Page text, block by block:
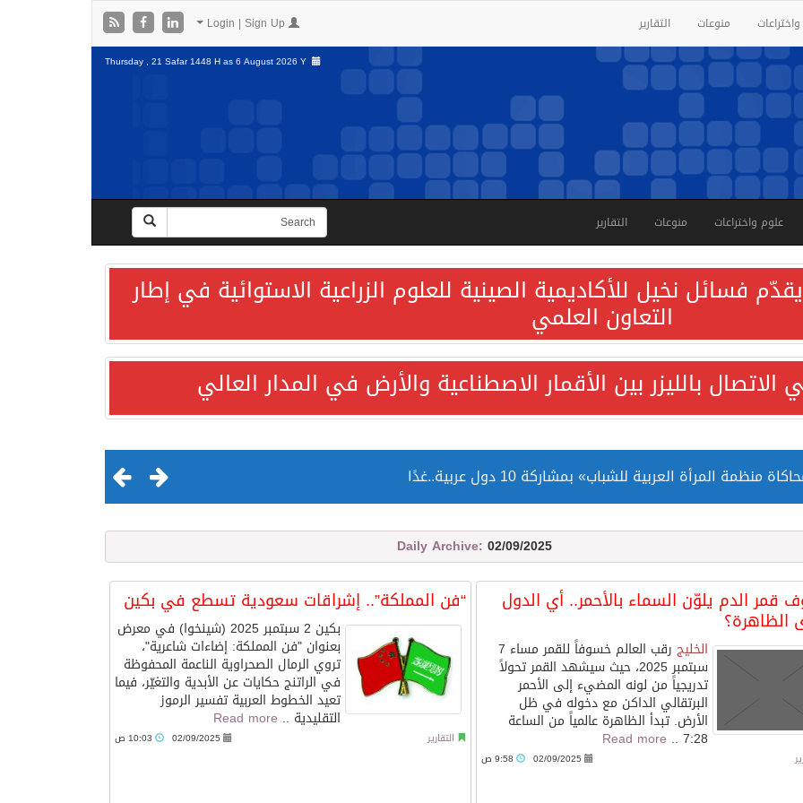
منوعات التقارير
Thursday , 21 Safar 1448 H as6 August 2026 Y
علوم واختراعات منوعات التقارير
فسائل نخيل للأكاديمية الصينية للعلوم الزراعية الاستوائية في إطار
التعاون العلمي
بالليزر بين الأقمار الاصطناعية والأرض في المدار العالي
المرأة العربية للشباب» بمشاركة 10 دول عربية..غدًا
بصورة أكثر إيجابية من الولايات المتحدة
ضمن قائمة التراث العالمي
الحرمين الشريفين توثق أسماء الخلفاء الراشدين وتعود إلى القرن الثالث عشر الهجري
Daily Archive: 02/09/2025
“فن المملكة”.. إشراقات سعودية تسطع في بكين
بكين 2 سبتمبر 2025 (شينخوا) في معرض
بعنوان "فن المملكة: إضاءات شاعرية"،
تروي الرمال الصحراوية الناعمة المحفوظة
في الراتنج حكايات عن الأبدية والتغيّر، فيما
تعيد الخطوط العربية تفسير الرموز
التقليدية .. Read more
التقارير 02/09/2025
قمر الدم يلوّن السماء بالأحمر.. أي الدول
الظاهرة؟
الخليج رقب العالم خسوفاً للقمر مساء 7
سبتمبر 2025، حيث سيشهد القمر تحولاً
تدريجياً من لونه المضيء إلى الأحمر
البرتقالي الداكن مع دخوله في ظل
الأرض. تبدأ الظاهرة عالمياً من الساعة
7:28 ..
Read more
02/09/2025 9:58 ص